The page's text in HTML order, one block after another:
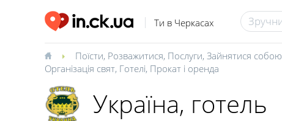
Ти в Черкасах
Поїсти, Розважитися, Послуги, Зайнятися собою
Організація свят, Готелі, Прокат і оренда
Україна, готель